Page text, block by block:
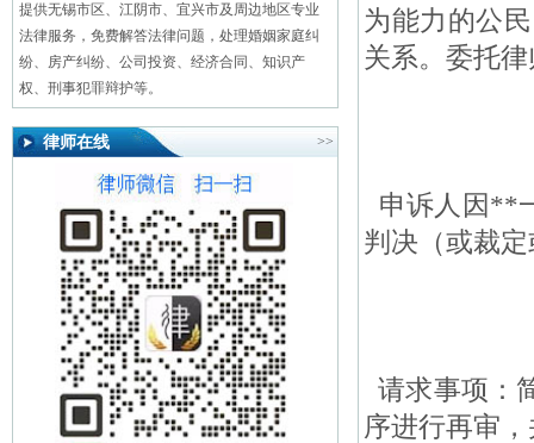
提供无锡市区、江阴市、宜兴市及周边地区专业
法律服务，免费解答法律问题，处理婚姻家庭纠
纷、房产纠纷、公司投资、经济合同、知识产
权、刑事犯罪辩护等。
律师在线 >>
为能力的公
关系。委托
申诉人因**
判决（或裁
请求事项：
序进行再审